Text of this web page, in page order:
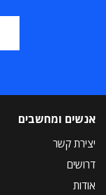
אנשים ומחשבים
יצירת קשר
דרושים
אודות